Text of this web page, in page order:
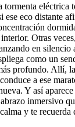
tormenta eléctrica
ese eco distante
Otras
en silencio
como un
profundo. Allí,
a ese
Y así
inmersivo
y te recuerda